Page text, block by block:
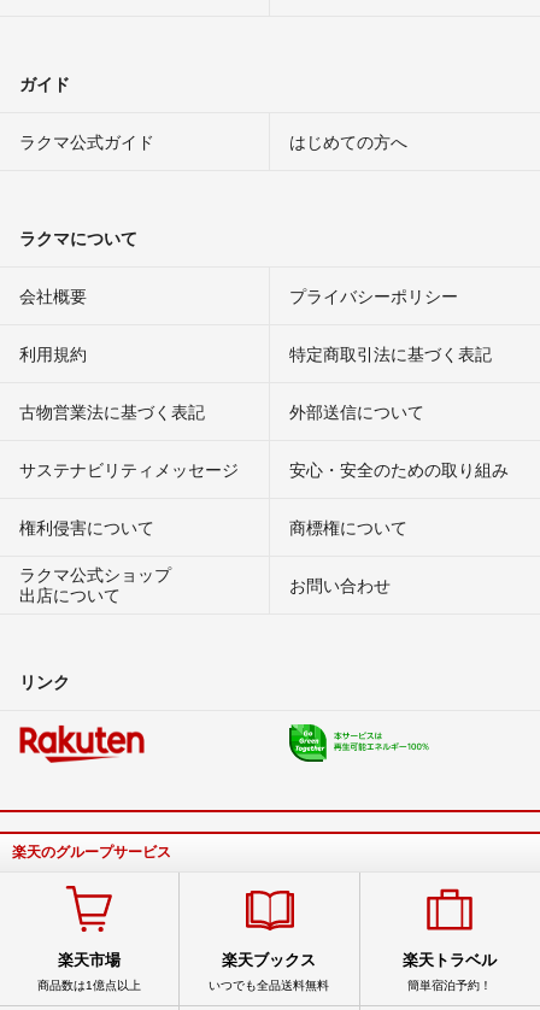
ガイド
ラクマ公式ガイド はじめての方へ
ラクマについて
会社概要 プライバシーポリシー
利用規約 特定商取引法に基づく表記
古物営業法に基づく表記 外部送信について
サステナビリティメッセージ 安心・安全のための取り組み
権利侵害について
商標権について
ラクマ公式ショップ
出店について
お問い合わせ
リンク
楽天のグループサービス
楽天市場
商品数は1億点以上
楽天ブックス
いつでも全品送料無料
楽天トラベル
簡単宿泊予約！